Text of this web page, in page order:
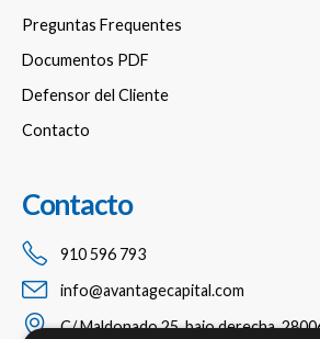
Preguntas Frequentes
Documentos PDF
Defensor del Cliente
Contacto
Contacto
910 596 793
info@avantagecapital.com
C/ Maldonado 25, bajo derecha,